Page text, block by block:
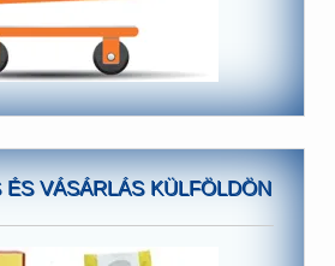
ÉS VÁSÁRLÁS KÜLFÖLDÖN